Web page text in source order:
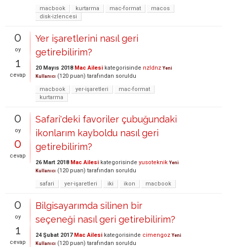
macbook
kurtarma mac-format
macos
disk-izlencesi
0
oy
1
cevap
Yer işaretlerini nasıl geri
getirebilirim?
20 Mayıs 2018 Mac Ailesi kategorisinde nzldnz Yeni
Kullanıcı (120 puan) tarafından soruldu
macbook
yer-işaretleri
mac-format
kurtarma
0
oy
0
cevap
Safari'deki favoriler çubuğundaki
ikonlarım kayboldu nasıl geri
getirebilirim?
26 Mart 2018 Mac Ailesi kategorisinde yusoteknik Yeni
Kullanıcı (120 puan) tarafından soruldu
safari
yer-işaretleri iki ikon macbook
0
oy
1
cevap
Bilgisayarımda silinen bir
seçeneği nasıl geri getirebilirim?
24 Şubat 2017 Mac Ailesi kategorisinde cimengoz Yeni
Kullanıcı (120 puan) tarafından soruldu